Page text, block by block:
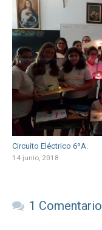
Circuito Eléctrico 6ºA.
14 junio, 2018
1 Comentario